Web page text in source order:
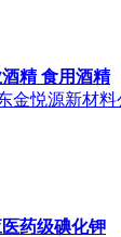
精 食用酒精
金悦源新材料
药级碘化钾